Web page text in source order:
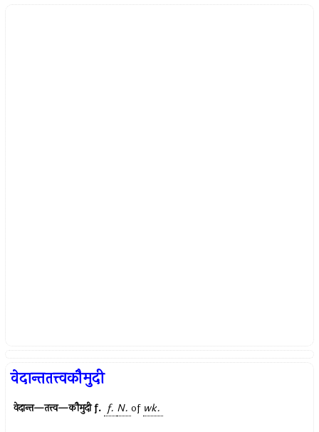
वेदान्ततत्त्वकौमुदी
वेदान्त—तत्त्व—कौमुदीf. f. N. of wk.